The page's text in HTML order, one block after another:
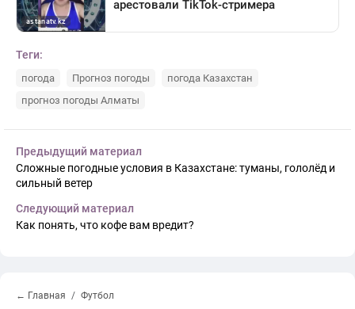
Теги:
погода Прогноз погоды
погода Казахстан
прогноз погоды Алматы
Предыдущий материал
Сложные погодные условия в Казахстане: туманы, гололёд и
сильный ветер
Следующий материал
Как понять, что кофе вам вредит?
← Главная Футбол